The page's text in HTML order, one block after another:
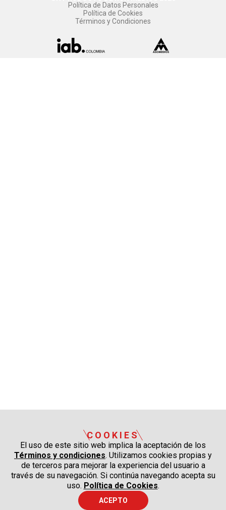
Política de Datos Personales
Política de Cookies
Términos y Condiciones
COOKIES
El uso de este sitio web implica la aceptación de los
Términos y condiciones. Utilizamos cookies propias y
de terceros para mejorar la experiencia del usuario a
través de su navegación. Si continúa navegando acepta su
uso. Política de Cookies.
ACEPTO